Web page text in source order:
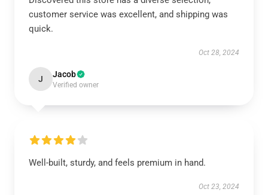
customer service was excellent, and shipping was
quick.
Oct 28, 2024
J Jacob
Verified owner
Well-built, sturdy, and feels premium in hand.
Oct 23, 2024